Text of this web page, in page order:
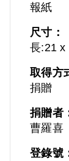
報紙
尺寸：
長:21 x
取得方
捐贈
捐贈者
曹羅喜
登錄號